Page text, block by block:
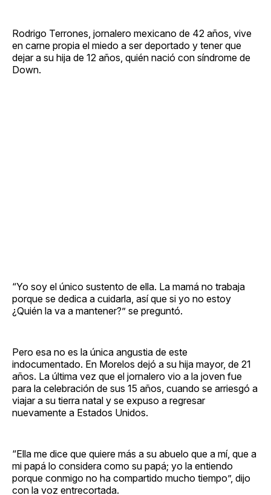
Rodrigo Terrones, jornalero mexicano de 42 años, vive
en carne propia el miedo a ser deportado y tener que
dejar a su hija de 12 años, quién nació con síndrome de
Down.
“Yo soy el único sustento de ella. La mamá no trabaja
porque se dedica a cuidarla, así que si yo no estoy
¿Quién la va a mantener?” se preguntó.
Pero esa no es la única angustia de este
indocumentado. En Morelos dejó a su hija mayor, de 21
años. La última vez que el jornalero vio a la joven fue
para la celebración de sus 15 años, cuando se arriesgó a
viajar a su tierra natal y se expuso a regresar
nuevamente a Estados Unidos.
“Ella me dice que quiere más a su abuelo que a mí, que a
mi papá lo considera como su papá; yo la entiendo
porque conmigo no ha compartido mucho tiempo”, dijo
con la voz entrecortada.